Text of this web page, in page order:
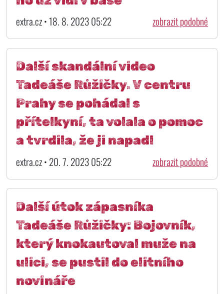
extra.cz • 18. 8. 2023 05:22 zobrazit podobné
Další skandální video
Tadeáše Růžičky. V centru
Prahy se pohádal s
přítelkyní, ta volala o pomoc
a tvrdila, že ji napadl
extra.cz • 20. 7. 2023 05:22 zobrazit podobné
Další útok zápasníka
Tadeáše Růžičky: Bojovník,
který knokautoval muže na
ulici, se pustil do elitního
novináře